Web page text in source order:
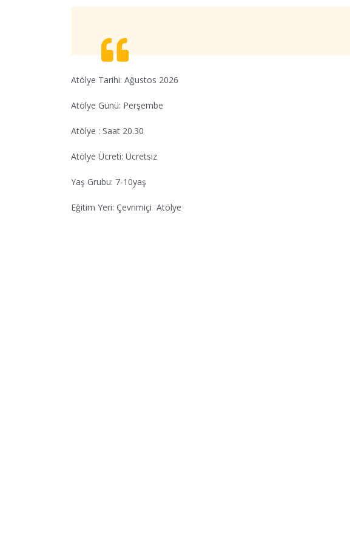
Atölye Tarihi: Ağustos 2026
Atölye Günü: Perşembe
Atölye : Saat 20.30
Atölye Ücreti: Ücretsiz
Yaş Grubu: 7-10yaş
Eğitim Yeri: Çevrimiçi Atölye